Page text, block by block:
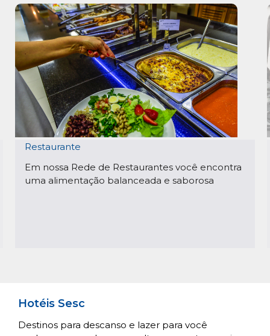
Restaurante
Em nossa Rede de Restaurantes você encontra
uma alimentação balanceada e saborosa
Hotéis Sesc
Destinos para descanso e lazer para você